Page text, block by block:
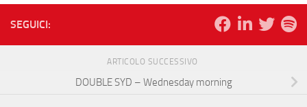
SEGUICI:
ARTICOLO SUCCESSIVO
DOUBLE SYD – Wednesday morning